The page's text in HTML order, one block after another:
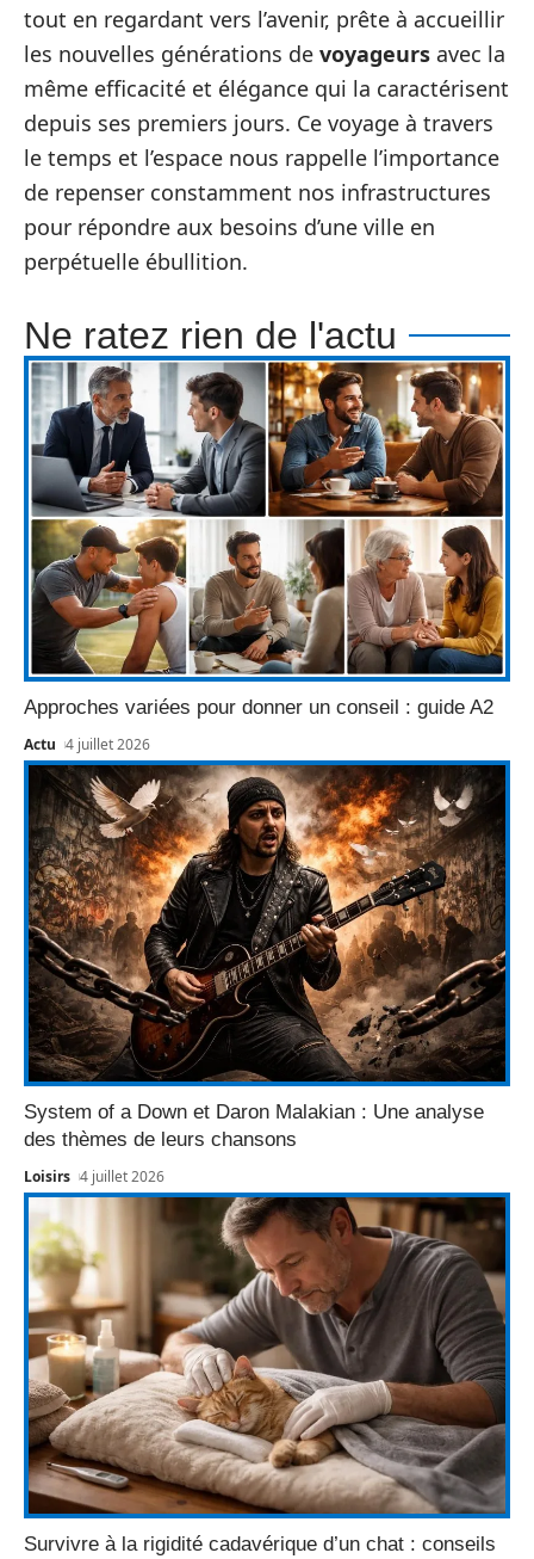
tout en regardant vers l’avenir, prête à accueillir
les nouvelles générations de voyageurs avec la
même efficacité et élégance qui la caractérisent
depuis ses premiers jours. Ce voyage à travers
le temps et l’espace nous rappelle l’importance
de repenser constamment nos infrastructures
pour répondre aux besoins d’une ville en
perpétuelle ébullition.
Ne ratez rien de l'actu
Approches variées pour donner un conseil : guide A2
Actu 4 juillet 2026
System of a Down et Daron Malakian : Une analyse
des thèmes de leurs chansons
Loisirs 4 juillet 2026
Survivre à la rigidité cadavérique d’un chat : conseils